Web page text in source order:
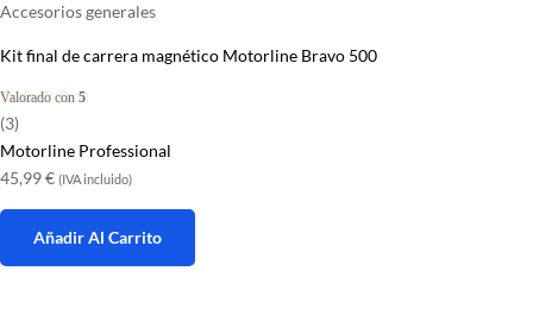
Accesorios generales
Kit final de carrera magnético Motorline Bravo 500
Valorado con5
de 5
(3)
Motorline Professional
45,99€ (IVA incluido)
Añadir Al Carrito